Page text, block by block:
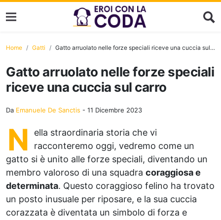
Home Gatti Gatto arruolato nelle forze speciali riceve una cuccia sul carro
Gatto arruolato nelle forze speciali
riceve una cuccia sul carro
Da Emanuele De Sanctis - 11 Dicembre 2023
N
ella straordinaria storia che vi
racconteremo oggi, vedremo come un
gatto si è unito alle forze speciali, diventando un
membro valoroso di una squadra coraggiosa e
determinata. Questo coraggioso felino ha trovato
un posto inusuale per riposare, e la sua cuccia
corazzata è diventata un simbolo di forza e